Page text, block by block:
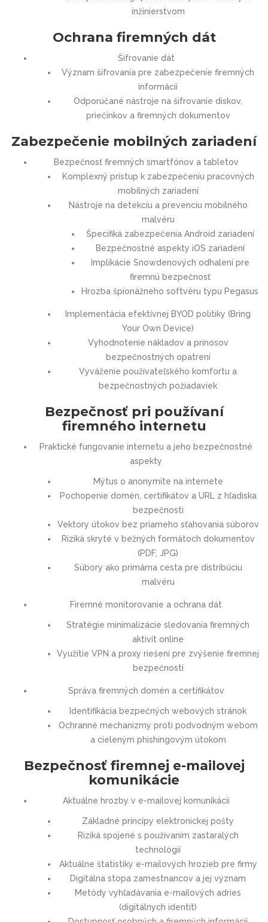
inžinierstvom
Ochrana firemných dát
Šifrovanie dát
Význam šifrovania pre zabezpečenie firemných
informácií
Odporúčané nástroje na šifrovanie diskov,
priečinkov a firemných dokumentov
Zabezpečenie mobilných zariadení
Bezpečnosť firemných smartfónov a tabletov
Komplexný prístup k zabezpečeniu pracovných
mobilných zariadení
Nástroje na detekciu a prevenciu mobilného
malvéru
Špecifiká zabezpečenia Android zariadení
Bezpečnostné aspekty iOS zariadení
Implikácie Snowdenových odhalení pre
firemnú bezpečnosť
Hrozba špionážneho softvéru typu Pegasus
Implementácia efektívnej BYOD politiky (Bring
Your Own Device)
Vyhodnotenie nákladov a prínosov
bezpečnostných opatrení
Vyváženie používateľského komfortu a
bezpečnostných požiadaviek
Bezpečnosť pri používaní
firemného internetu
Praktické fungovanie internetu a jeho bezpečnostné
aspekty
Mýtus o anonymite na internete
Pochopenie domén, certifikátov a URL z hľadiska
bezpečnosti
Vektory útokov bez priameho sťahovania súborov
Riziká skryté v bežných formátoch dokumentov
(PDF, JPG)
Súbory ako primárna cesta pre distribúciu
malvéru
Firemné monitorovanie a ochrana dát
Stratégie minimalizácie sledovania firemných
aktivít online
Využitie VPN a proxy riešení pre zvýšenie firemnej
bezpečnosti
Správa firemných domén a certifikátov
Identifikácia bezpečných webových stránok
Ochranné mechanizmy proti podvodným webom
a cieleným phishingovým útokom
Bezpečnosť firemnej e-mailovej
komunikácie
Aktuálne hrozby v e-mailovej komunikácii
Základné princípy elektronickej pošty
Riziká spojené s používaním zastaralých
technológií
Aktuálne štatistiky e-mailových hrozieb pre firmy
Digitálna stopa zamestnancov a jej význam
Metódy vyhľadávania e-mailových adries
(digitálnych identít)